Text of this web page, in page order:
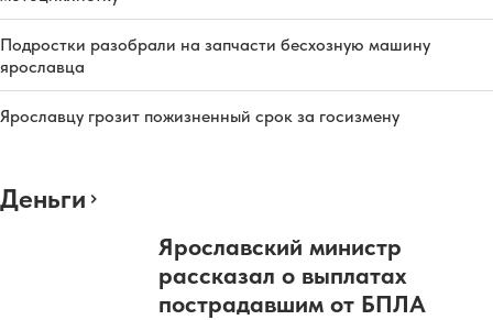
Подростки разобрали на запчасти бесхозную машину
ярославца
Ярославцу грозит пожизненный срок за госизмену
Деньги
Ярославский министр
рассказал о выплатах
пострадавшим от БПЛА